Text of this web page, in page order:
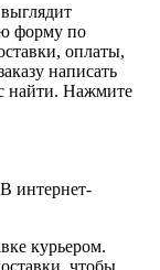
форму по
оплаты,
написать
найти. Нажмите
интернет-
курьером.
чтобы